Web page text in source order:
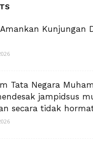
Kunjungan
Tata Negara
jampidsus
secara tidak